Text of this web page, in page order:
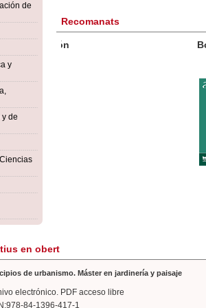
de
y
y de
Recomanats
Botánica Agroalimentaria
en obert
de urbanismo. Máster en jardinería y paisaje
electrónico. PDF acceso libre
84-1396-417-1